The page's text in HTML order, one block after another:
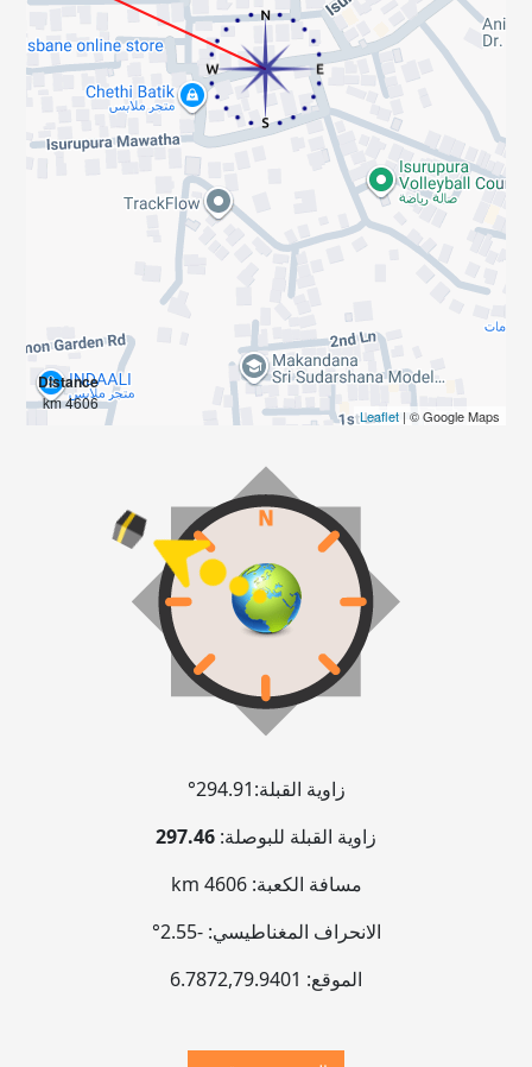
Distance
4606 km
Leaflet| © Google Maps
زاوية القبلة:294.91°
زاوية القبلة للبوصلة: 297.46
مسافة الكعبة:4606 km
الانحراف المغناطيسي:-2.55°
الموقع:
6.7872,79.9401